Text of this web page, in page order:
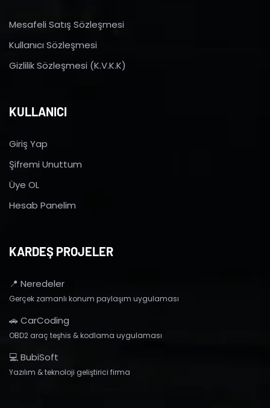
Mesafeli Satış Sözleşmesi
Kullanıcı Sözleşmesi
Gizlilik Sözleşmesi (K.V.K.K)
KULLANICI
Giriş Yap
Şifremi Unuttum
Üye OL
Hesab Panelim
KARDEŞ PROJELER
📍 Neredeler
Gerçek zamanlı konum paylaşım uygulaması
🚗 CarCoding
OBD2 araç teşhis & kodlama uygulaması
💻 BubiSoft
Yazılım & teknoloji geliştirici firma